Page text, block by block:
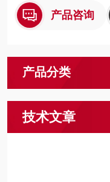
产品咨询
产品分类
技术文章